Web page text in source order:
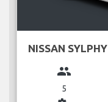
NISSAN SYLPHY
group
5